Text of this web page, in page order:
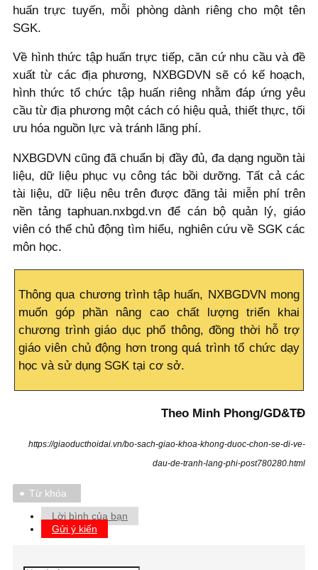
huấn trực tuyến, mỗi phòng dành riêng cho một tên
SGK.
Về hình thức tập huấn trực tiếp, căn cứ nhu cầu và đề
xuất từ các địa phương, NXBGDVN sẽ có kế hoạch,
hình thức tổ chức tập huấn riêng nhằm đáp ứng yêu
cầu từ địa phương một cách có hiệu quả, thiết thực, tối
ưu hóa nguồn lực và tránh lãng phí.
NXBGDVN cũng đã chuẩn bị đầy đủ, đa dạng nguồn tài
liệu, dữ liệu phục vụ công tác bồi dưỡng. Tất cả các
tài liệu, dữ liệu nêu trên được đăng tải miễn phí trên
nền tảng taphuan.nxbgd.vn để cán bộ quản lý, giáo
viên có thể chủ động tìm hiểu, nghiên cứu về SGK các
môn học.
Thông qua chương trình tập huấn, NXBGDVN mong
muốn góp phần nâng cao chất lượng triển khai
chương trình giáo dục phổ thông, đồng thời hỗ trợ
giáo viên chủ động hơn trong quá trình tổ chức dạy
học và sử dụng SGK tại cơ sở.
Theo Minh Phong/GD&TĐ
https://giaoducthoidai.vn/bo-sach-giao-khoa-khong-duoc-chon-se-di-ve-
dau-de-tranh-lang-phi-post780280.html
Từ khóa
Lời bình của bạn
Gửi ý kiến